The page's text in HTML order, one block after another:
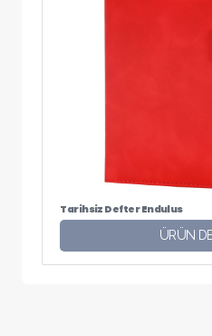
Tarihsiz Defter Endulus
ÜRÜN